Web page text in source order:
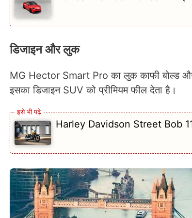
डिजाइन और लुक
MG Hector Smart Pro का लुक काफी बोल्ड और
इसका डिजाइन SUV को प्रीमियम फील देता है।
Harley Davidson Street Bob